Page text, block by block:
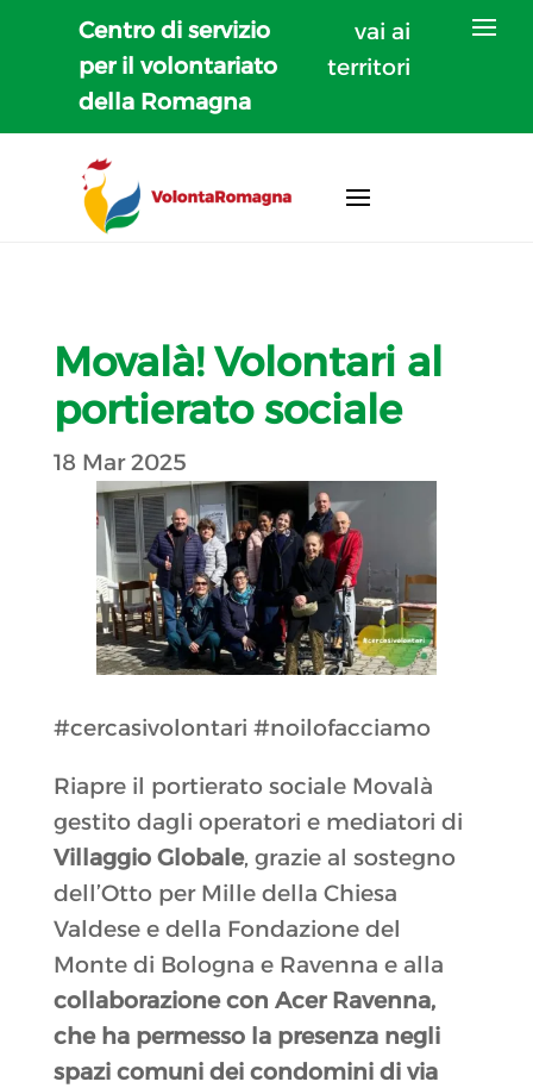
Centro di servizio
per il volontariato
della Romagna
vai ai
territori
Movalà! Volontari al
portierato sociale
18 Mar 2025
#cercasivolontari #noilofacciamo
Riapre il portierato sociale Movalà
gestito dagli operatori e mediatori di
Villaggio Globale, grazie al sostegno
dell’Otto per Mille della Chiesa
Valdese e della Fondazione del
Monte di Bologna e Ravenna e alla
collaborazione con Acer Ravenna,
che ha permesso la presenza negli
spazi comuni dei condomini di via